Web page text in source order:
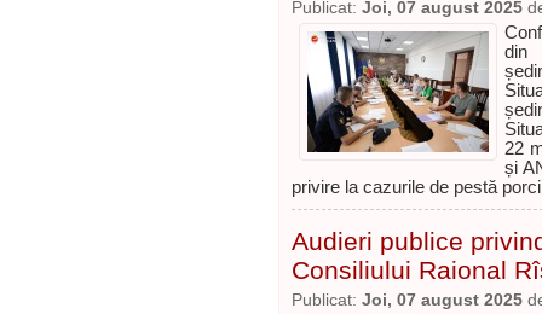
Publicat: Joi, 07 august 2025
din
22
și
privire la cazurile de pestă
Audieri publice
Consiliului Raional
Publicat: Joi, 07 august 2025